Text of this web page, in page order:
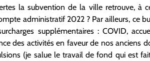
la subvention de la ville retrouve, à
administratif 2022 ? Par ailleurs, ce
supplémentaires : COVID,
des activités en faveur de nos anciens
(je salue le travail de fond qui est